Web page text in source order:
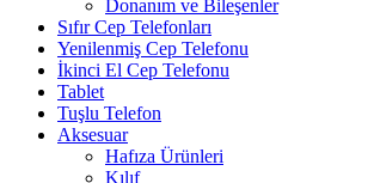
Donanım ve Bileşenler
Sıfır Cep Telefonları
Yenilenmiş Cep Telefonu
İkinci El Cep Telefonu
Tablet
Tuşlu Telefon
Aksesuar
Hafıza Ürünleri
Kılıf